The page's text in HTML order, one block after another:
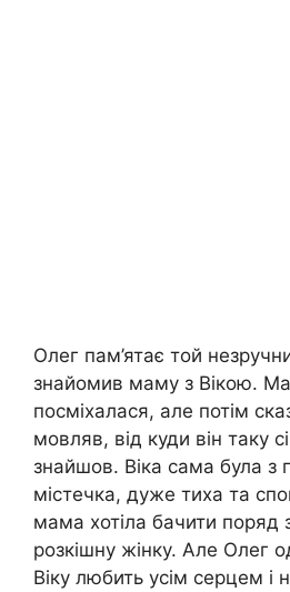
Олег пам’ятає той
знайомив маму з Вікою.
посміхалася, але потім
мовляв, від куди він таку
знайшов. Віка сама була з
містечка, дуже тиха та
мама хотіла бачити поряд
розкішну жінку. Але Олег
Віку любить усім серцем і